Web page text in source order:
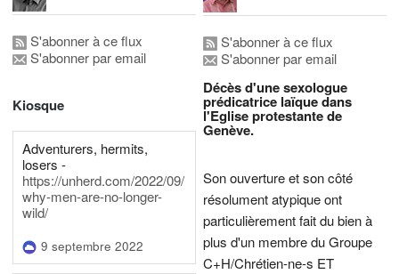
S'abonner à ce flux
S'abonner par email
Kiosque
Adventurers, hermits,
losers -
https://unherd.com/2022/09/
why-men-are-no-longer-
wild/
9 septembre 2022
S'abonner à ce flux
S'abonner par email
Décès d'une sexologue
prédicatrice laïque dans
l'Eglise protestante de
Genève.
Son ouverture et son côté
résolument atypique ont
particulièrement fait du bien à
plus d'un membre du Groupe
C+H/Chrétien-ne-s ET